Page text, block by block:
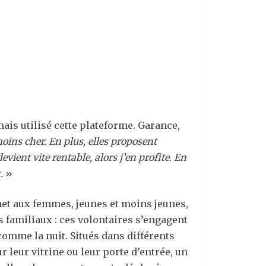
utilisé cette plateforme. Garance,
cher. En plus, elles proposent
vite rentable, alors j’en profite. En
»
aux femmes, jeunes et moins jeunes,
: ces volontaires s’engagent
la nuit. Situés dans différents
leur vitrine ou leur porte d’entrée, un